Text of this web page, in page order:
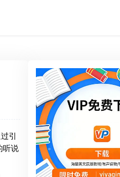
引
听说